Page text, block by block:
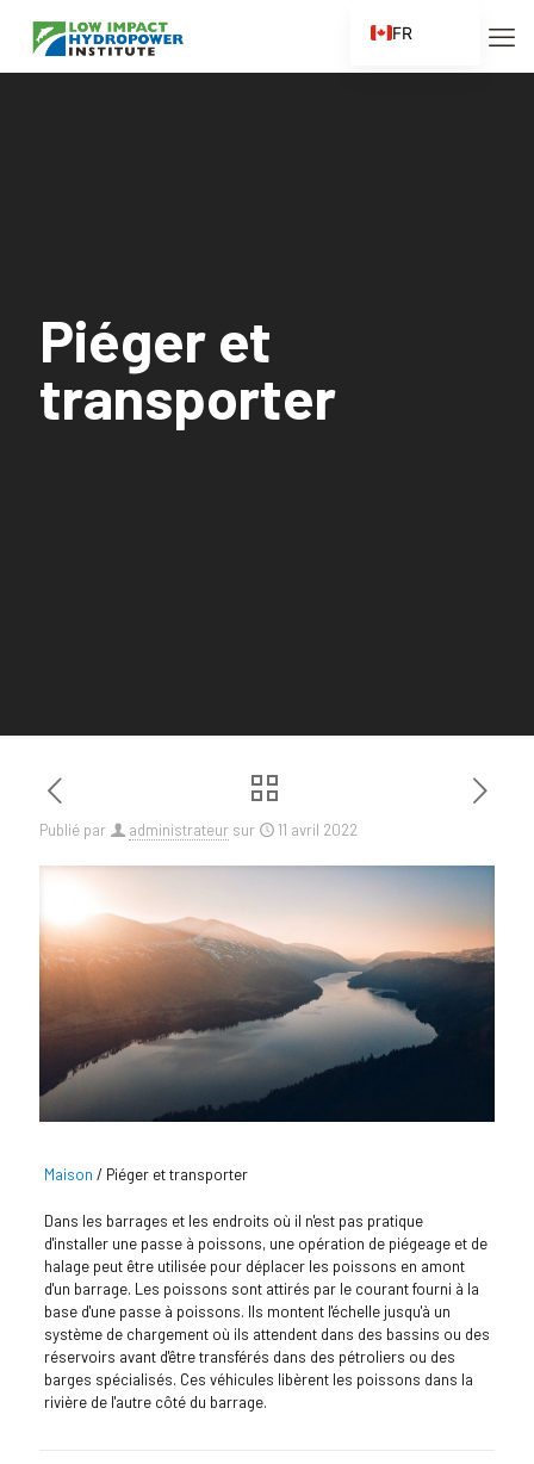
Piéger et
transporter
Publié par administrateur sur 11 avril 2022
Maison / Piéger et transporter
Dans les barrages et les endroits où il n'est pas pratique
d'installer une passe à poissons, une opération de piégeage et de
halage peut être utilisée pour déplacer les poissons en amont
d'un barrage. Les poissons sont attirés par le courant fourni à la
base d'une passe à poissons. Ils montent l'échelle jusqu'à un
système de chargement où ils attendent dans des bassins ou des
réservoirs avant d'être transférés dans des pétroliers ou des
barges spécialisés. Ces véhicules libèrent les poissons dans la
rivière de l'autre côté du barrage.
FR
EN